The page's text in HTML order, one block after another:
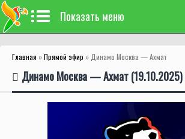
Показать меню
Главная »Прямой эфир » Динамо Москва — Ахмат
Динамо Москва — Ахмат (19.10.2025)